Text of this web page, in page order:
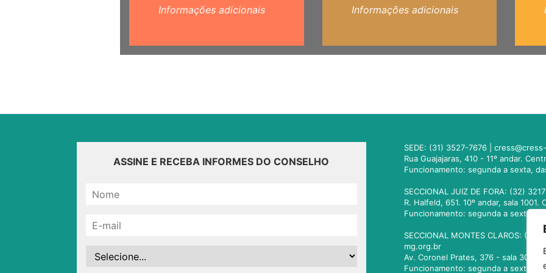
Informações adicionais Informações adicionais
ASSINE E RECEBA INFORMES DO CONSELHO
SEDE: (31) 3527-7676 |
Rua Guajajaras, 410 - 11º andar.
Funcionamento: segunda a sexta,
SECCIONAL JUIZ DE FORA: (32)
R. Halfeld, 651. 10º andar, sala
Funcionamento: segunda a sexta,
SECCIONAL MONTES CLAROS:
mg.org.br
Av. Coronel Prates, 376 - sala 301.
Funcionamento: segunda a sexta,